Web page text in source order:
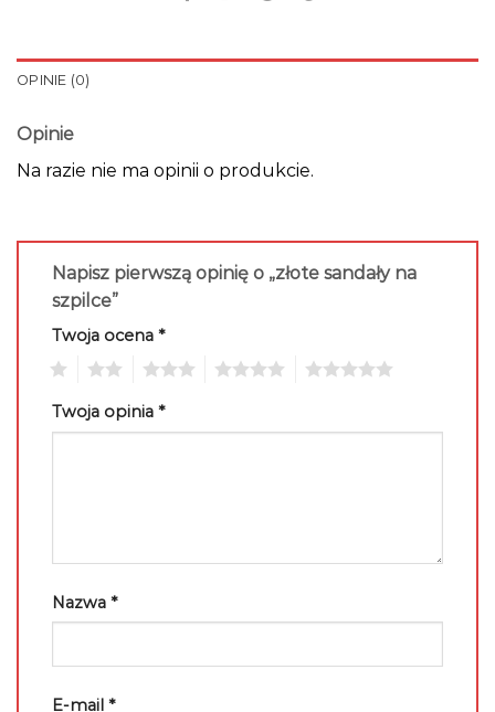
OPINIE (0)
Opinie
Na razie nie ma opinii o produkcie.
Napisz pierwszą opinię o „złote sandały na
szpilce”
Twoja ocena *
Twoja opinia *
Nazwa *
E-mail *